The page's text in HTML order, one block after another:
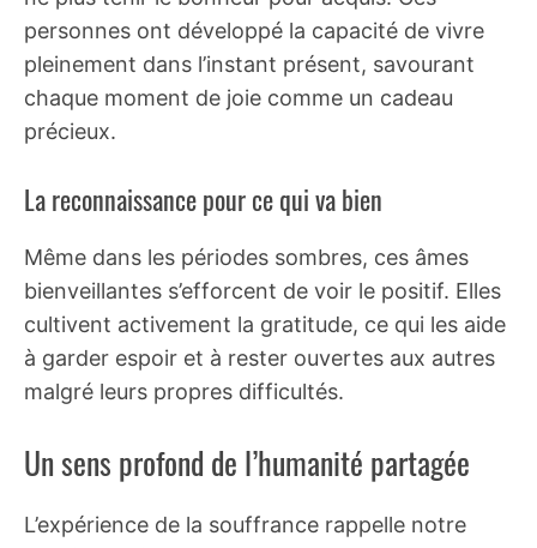
personnes ont développé la capacité de vivre
pleinement dans l’instant présent, savourant
chaque moment de joie comme un cadeau
précieux.
La reconnaissance pour ce qui va bien
Même dans les périodes sombres, ces âmes
bienveillantes s’efforcent de voir le positif. Elles
cultivent activement la gratitude, ce qui les aide
à garder espoir et à rester ouvertes aux autres
malgré leurs propres difficultés.
Un sens profond de l’humanité partagée
L’expérience de la souffrance rappelle notre